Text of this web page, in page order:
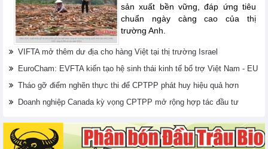
sản xuất bền vững, đáp ứng tiêu
chuẩn ngày càng cao của thị
trường Anh.
VIFTA mở thêm dư địa cho hàng Việt tại thị trường Israel
EuroCham: EVFTA kiến tạo hệ sinh thái kinh tế bổ trợ Việt Nam - EU
Tháo gỡ điểm nghẽn thực thi để CPTPP phát huy hiệu quả hơn
Doanh nghiệp Canada kỳ vọng CPTPP mở rộng hợp tác đầu tư